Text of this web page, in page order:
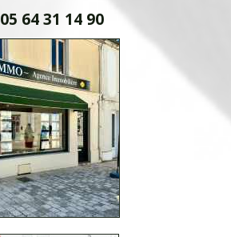
05 64 31 14 90